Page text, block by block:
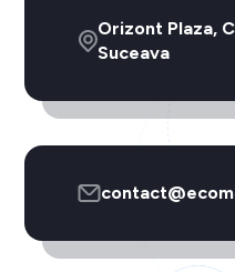
Orizont Plaza,
Suceava